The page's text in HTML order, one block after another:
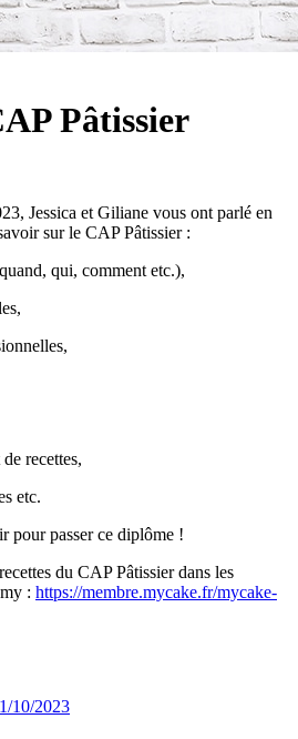
Pâtissier
Jessica et Giliane vous ont parlé en
sur le CAP Pâtissier :
qui, comment etc.),
recettes,
etc.
pour passer ce diplôme !
du CAP Pâtissier dans les
: https://membre.mycake.fr/mycake-
10/2023